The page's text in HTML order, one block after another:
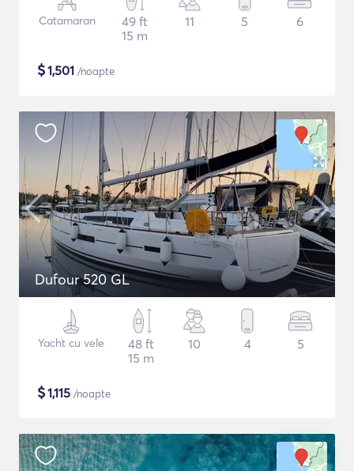
Catamaran
49 ft
15 m
11 5 6
$1,501 /noapte
Dufour 520 GL
Yacht cu vele
48 ft
15 m
10 4 5
$1,115 /noapte